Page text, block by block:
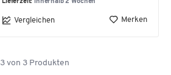
Lieferzeit: innerhalb 2 Wochen
Vergleichen Merken
3 von 3 Produkten